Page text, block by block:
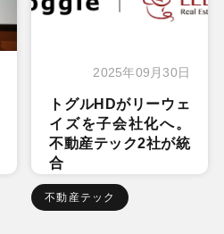
2025年09月30日
トグルHDがリーウェ
イズを子会社化へ。
不動産テック2社が統
合
不動産テック